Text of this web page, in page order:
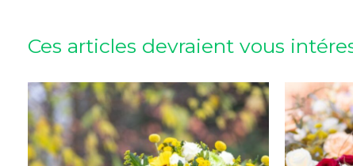
Ces articles devraient vous